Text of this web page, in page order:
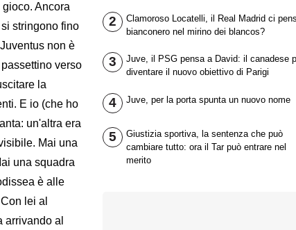
Ancora
stringono fino
non è
verso
la
E io (che ho
un'altra era
Mai una
una squadra
è alle
lei al
al
2
Clamoroso Locatelli, il Real Madrid ci
bianconero nel mirino dei blancos?
3
Juve, il PSG pensa a David: il canadese
diventare il nuovo obiettivo di Parigi
4 Juve, per la porta spunta un nuovo nome
5
Giustizia sportiva, la sentenza che può
cambiare tutto: ora il Tar può entrare nel
merito